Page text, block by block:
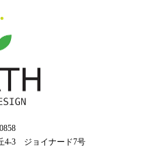
4‐3 ジョイナード7号